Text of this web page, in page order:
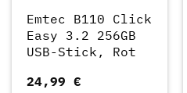
Emtec B110 Click
Easy 3.2 256GB
USB-Stick, Rot
24,99€